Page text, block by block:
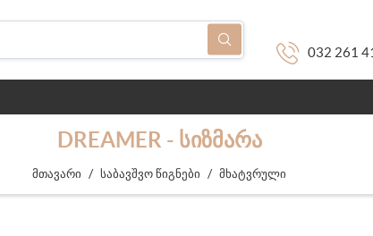
032 261
DREAMER - ᲡᲘᲖᲛᲐᲠᲐ
მთავარი / საბავშვო წიგნები / მხატვრული